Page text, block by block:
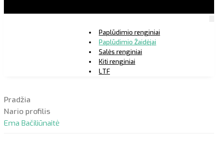
Paplūdimio renginiai
Paplūdimio Žaidėjai
Salės renginiai
Kiti renginiai
LTF
Pradžia
Nario profilis
Ema Bačiliūnaitė